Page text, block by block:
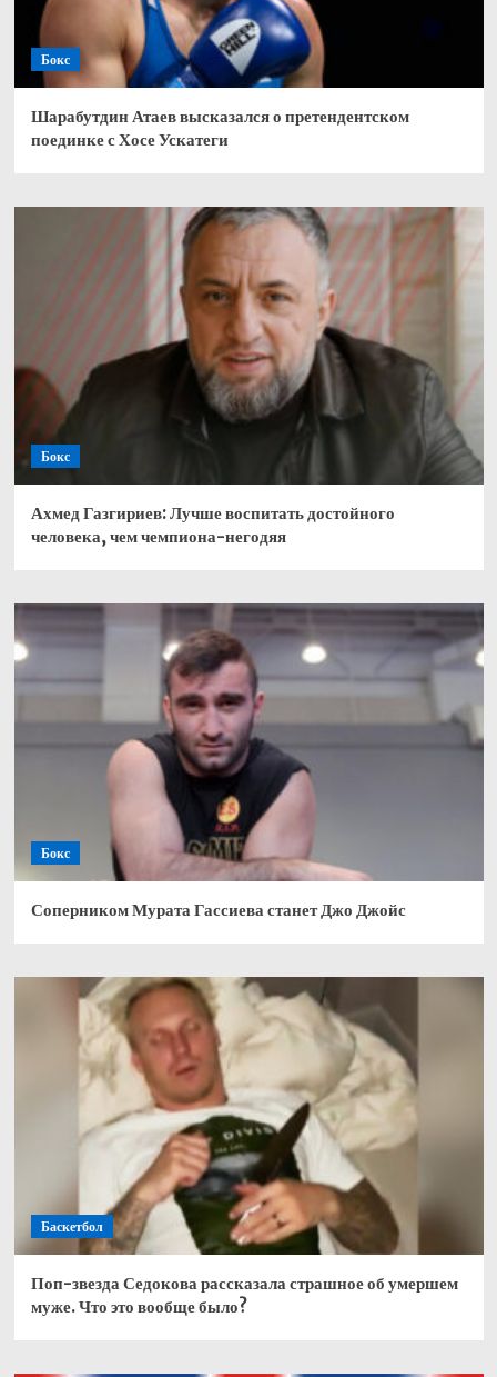
Бокс
Шарабутдин Атаев высказался о претендентском
поединке с Хосе Ускатеги
Бокс
Ахмед Газгириев: Лучше воспитать достойного
человека, чем чемпиона-негодяя
Бокс
Соперником Мурата Гассиева станет Джо Джойс
Баскетбол
Поп-звезда Седокова рассказала страшное об умершем
муже. Что это вообще было?